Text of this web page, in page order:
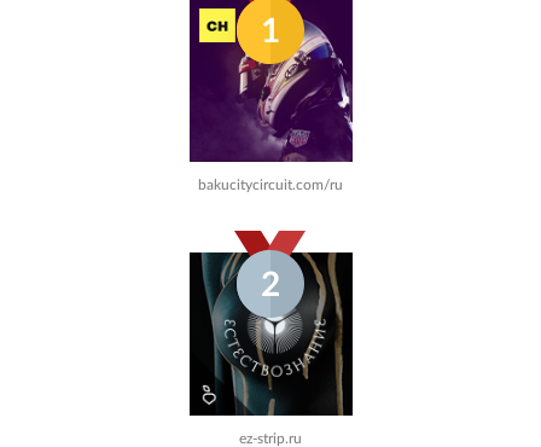
1
bakucitycircuit.com/ru
2
ez-strip.ru